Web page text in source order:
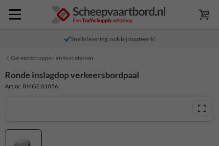
Snelle levering, ook bij maatwerk!
Gereedschappen en toebehoren
Ronde inslagdop verkeersbordpaal
Art.nr. BMGE.01056